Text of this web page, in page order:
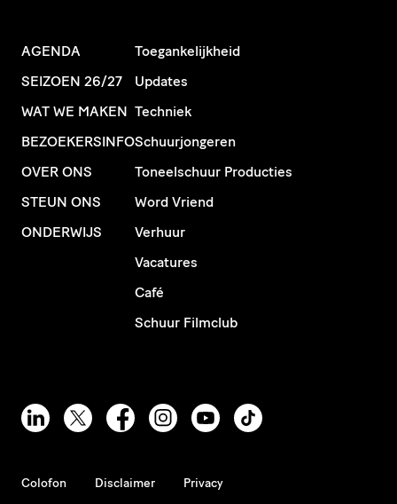
AGENDA
SEIZOEN 26/27
WAT WE MAKEN
BEZOEKERSINFO
OVER ONS
STEUN ONS
ONDERWIJS
Toegankelijkheid
Updates
Techniek
Schuurjongeren
Toneelschuur Producties
Word Vriend
Verhuur
Vacatures
Café
Schuur Filmclub
Colofon Disclaimer Privacy